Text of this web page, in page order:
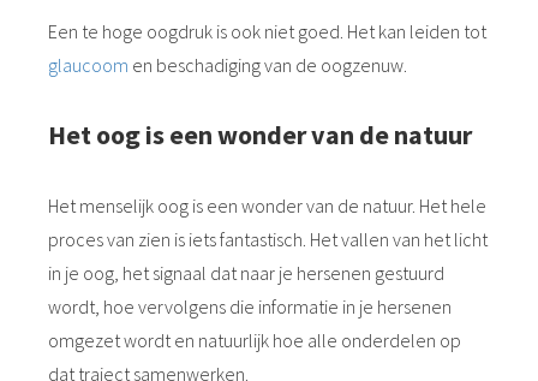
Een te hoge oogdruk is ook niet goed. Het kan leiden tot
glaucoom en beschadiging van de oogzenuw.
Het oog is een wonder van de natuur
Het menselijk oog is een wonder van de natuur. Het hele
proces van zien is iets fantastisch. Het vallen van het licht
in je oog, het signaal dat naar je hersenen gestuurd
wordt, hoe vervolgens die informatie in je hersenen
omgezet wordt en natuurlijk hoe alle onderdelen op
dat traject samenwerken.